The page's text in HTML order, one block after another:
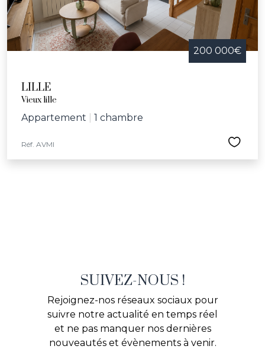
200 000€
LILLE
Vieux lille
Appartement 1 chambre
Réf. AVMI
SUIVEZ-NOUS !
Rejoignez-nos réseaux sociaux pour
suivre notre actualité en temps réel
et ne pas manquer nos dernières
nouveautés et évènements à venir.